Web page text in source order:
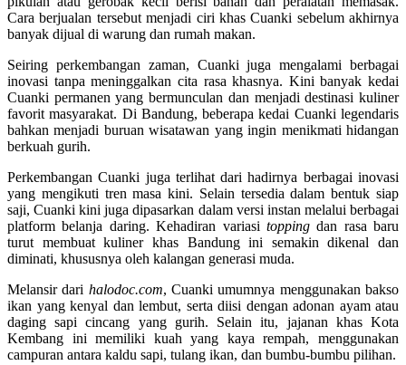
Cara berjualan tersebut menjadi ciri khas Cuanki sebelum akhirnya
banyak dijual di warung dan rumah makan.
Seiring perkembangan zaman, Cuanki juga mengalami berbagai
inovasi tanpa meninggalkan cita rasa khasnya. Kini banyak kedai
Cuanki permanen yang bermunculan dan menjadi destinasi kuliner
favorit masyarakat. Di Bandung, beberapa kedai Cuanki legendaris
bahkan menjadi buruan wisatawan yang ingin menikmati hidangan
berkuah gurih.
Perkembangan Cuanki juga terlihat dari hadirnya berbagai inovasi
yang mengikuti tren masa kini. Selain tersedia dalam bentuk siap
saji, Cuanki kini juga dipasarkan dalam versi instan melalui berbagai
platform belanja daring. Kehadiran variasi toppingdan rasa baru
turut membuat kuliner khas Bandung ini semakin dikenal dan
diminati, khususnya oleh kalangan generasi muda.
Melansir dari halodoc.com, Cuanki umumnya menggunakan bakso
ikan yang kenyal dan lembut, serta diisi dengan adonan ayam atau
daging sapi cincang yang gurih. Selain itu, jajanan khas Kota
Kembang ini memiliki kuah yang kaya rempah, menggunakan
campuran antara kaldu sapi, tulang ikan, dan bumbu-bumbu pilihan.